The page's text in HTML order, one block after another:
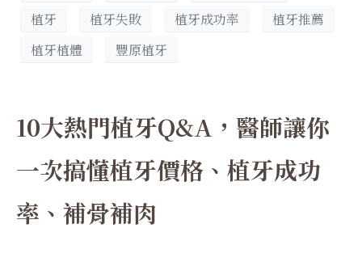
植牙
植牙失敗 植牙成功率
植牙推薦
植牙植體
豐原植牙
10大熱門植牙Q&A，醫師讓你
一次搞懂植牙價格、植牙成功
率、補骨補肉